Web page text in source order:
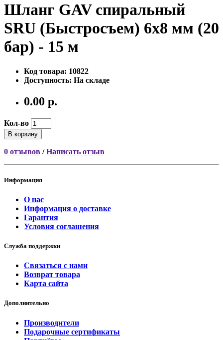
Шланг GAV спиральный
SRU (Быстросъем) 6x8 мм (20
бар) - 15 м
Код товара: 10822
Доступность: На складе
0.00 р.
Кол-во
В корзину
0 отзывов /Написать отзыв
Информация
О нас
Информация о доставке
Гарантия
Условия соглашения
Служба поддержки
Связаться с нами
Возврат товара
Карта сайта
Дополнительно
Производители
Подарочные сертификаты